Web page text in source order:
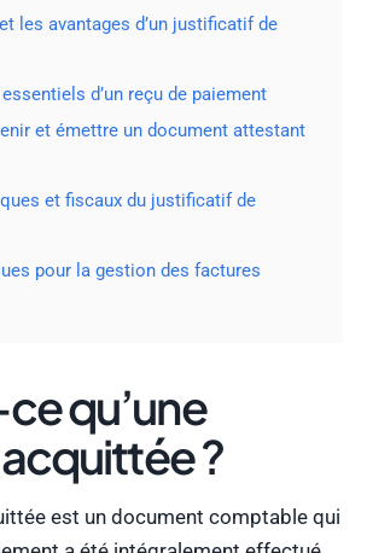
les avantages d’un justificatif de
d’un reçu de paiement
et émettre un document attestant
et fiscaux du justificatif de
pour la gestion des factures
qu’une
?
est un document comptable qui